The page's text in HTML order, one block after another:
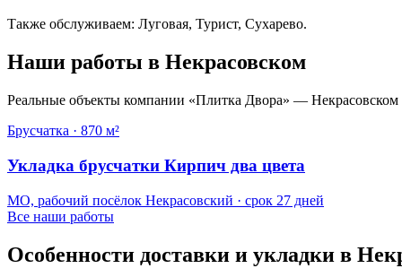
Также обслуживаем: Луговая, Турист, Сухарево.
Наши работы в Некрасовском
Реальные объекты компании «Плитка Двора» —
Брусчатка · 870 м²
Укладка брусчатки Кирпич два цвета
МО, рабочий посёлок Некрасовский · срок 27 дней
Все наши работы
Особенности доставки и укладки в